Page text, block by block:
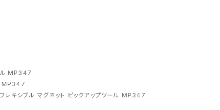
ル MP347
MP347
フレキシブル マグネット ピックアップツール MP347